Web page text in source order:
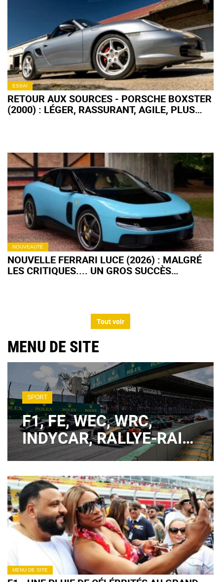
ESSAI
RETOUR AUX SOURCES - PORSCHE BOXSTER
(2000) : LÉGER, RASSURANT, AGILE, PLUS
NOUVEAUTÉ
NOUVELLE FERRARI LUCE (2026) : MALGRÉ
LES CRITIQUES.... UN GROS SUCCÈS
Tout voir
MENU DE SITE
SPORT
F1, FE, WEC, WRC,
INDYCAR, RALLYE-RAID
: TOUT CE QUI CHANGE
EN SPORT AUTOMOBILE
EN 2024
MENU DE SITE